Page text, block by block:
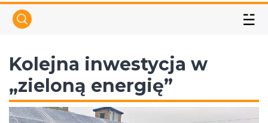
☱
Kolejna inwestycja w
„zieloną energię”